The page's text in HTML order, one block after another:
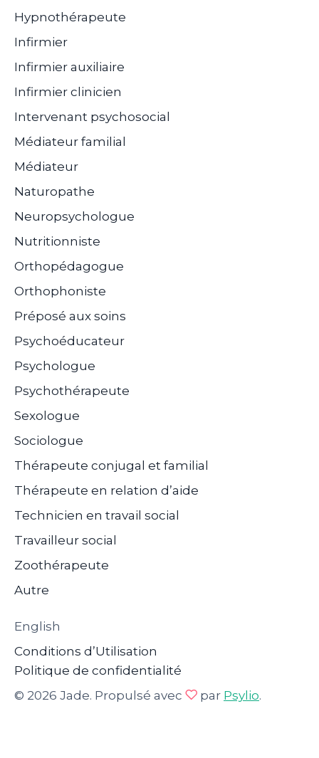
Hypnothérapeute
Infirmier
Infirmier auxiliaire
Infirmier clinicien
Intervenant psychosocial
Médiateur familial
Médiateur
Naturopathe
Neuropsychologue
Nutritionniste
Orthopédagogue
Orthophoniste
Préposé aux soins
Psychoéducateur
Psychologue
Psychothérapeute
Sexologue
Sociologue
Thérapeute conjugal et familial
Thérapeute en relation d’aide
Technicien en travail social
Travailleur social
Zoothérapeute
Autre
English
Conditions d’Utilisation
Politique de confidentialité
© 2026 Jade. Propulsé avec
par Psylio.